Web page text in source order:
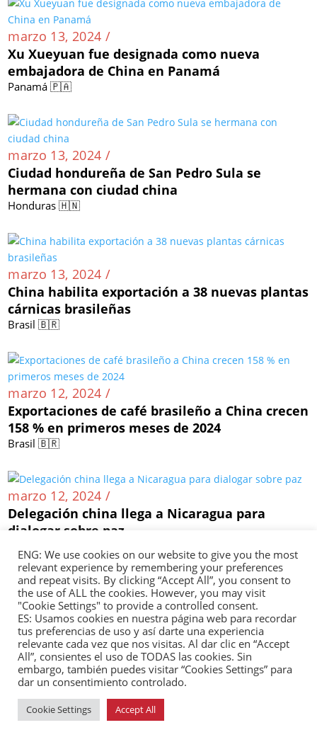
marzo 13, 2024 /
Xu Xueyuan fue designada como nueva
embajadora de China en Panamá
Panamá 🇵🇦
marzo 13, 2024 /
Ciudad hondureña de San Pedro Sula se
hermana con ciudad china
Honduras 🇭🇳
marzo 13, 2024 /
China habilita exportación a 38 nuevas plantas
cárnicas brasileñas
Brasil 🇧🇷
marzo 12, 2024 /
Exportaciones de café brasileño a China crecen
158 % en primeros meses de 2024
Brasil 🇧🇷
marzo 12, 2024 /
Delegación china llega a Nicaragua para
dialogar sobre paz
marzo 11, 2024 /
Inversión china en México supera por 10 el
registro oficial
México 🇲🇽
marzo 08, 2024 /
ENG: We use cookies on our website to give you the most
relevant experience by remembering your preferences
and repeat visits. By clicking “Accept All”, you consent to
the use of ALL the cookies. However, you may visit
"Cookie Settings" to provide a controlled consent.
ES: Usamos cookies en nuestra página web para recordar
tus preferencias de uso y así darte una experiencia
relevante cada vez que nos visitas. Al dar clic en “Accept
All”, consientes el uso de TODAS las cookies. Sin
embargo, también puedes visitar “Cookies Settings” para
dar un consentimiento controlado.
Cookie Settings Accept All